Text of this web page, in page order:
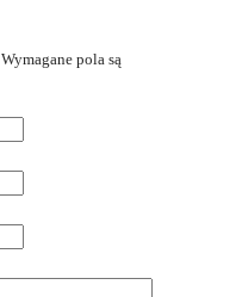
Wymagane pola są